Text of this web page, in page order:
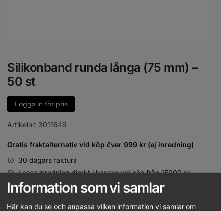
Silikonband runda långa (75 mm) –
50 st
Logga in för pris
Artikelnr: 3011649
Gratis fraktalternativ vid köp över 999 kr (ej inredning)
30 dagars faktura
Leasa inredning direkt i kassan vid köp från 15000 kr
Leverans direkt till salong eller önskat ombud
Säker och smidig betalning
Information som vi samlar
Här kan du se och anpassa vilken information vi samlar om